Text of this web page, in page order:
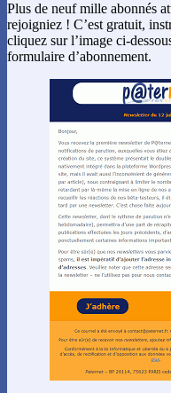
Plus de neuf mille abonnés
rejoigniez ! C’est gratuit,
cliquez sur l’image ci-
formulaire d’abonnement.